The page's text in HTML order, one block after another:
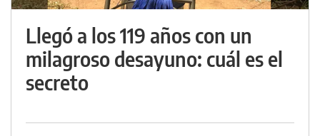
Llegó a los 119 años con un
milagroso desayuno: cuál es el
secreto